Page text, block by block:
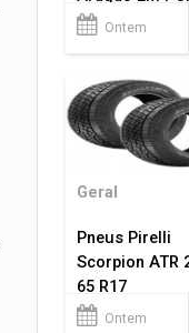
VELHO RO.
Ontem
Geral
Pneus Pirelli
Scorpion ATR
65 R17
Ontem